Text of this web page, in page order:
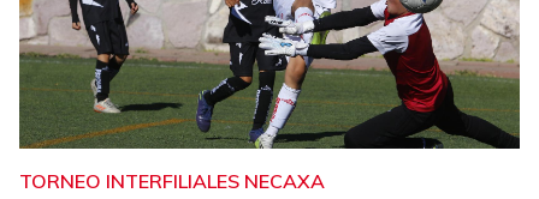
TORNEO INTERFILIALES NECAXA